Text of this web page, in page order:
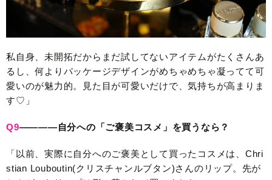
私自身、未開拓だからまだ試してないアイテムがたくさんあ
るし、何よりパッケージデザインがめちゃめちゃ凝ってて可
愛いのが魅力的。見た目が可愛いだけで、気持ちが高まりま
す♡」
Q9————自分への「ご褒美コスメ」 を買うなら？
「以前、実際に自分へのご褒美として買ったコスメは、Chri
stian Louboutin(クリスチャンルブタン)さんのリップ。先が